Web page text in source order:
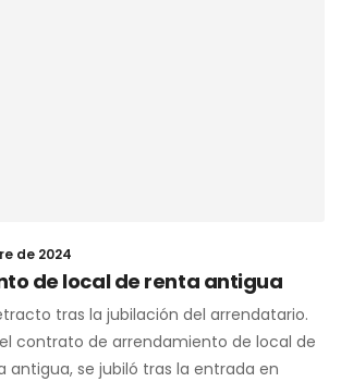
de 2024
de local de renta antigua
tras la jubilación del arrendatario.
contrato de arrendamiento de local de
antigua, se jubiló tras la entrada en